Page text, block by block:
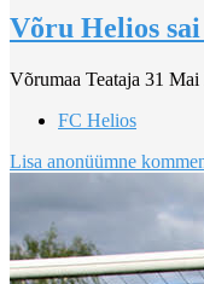
Võru Helios
Võrumaa Teataja 31 Mai
FC Helios
Lisa anonüümne